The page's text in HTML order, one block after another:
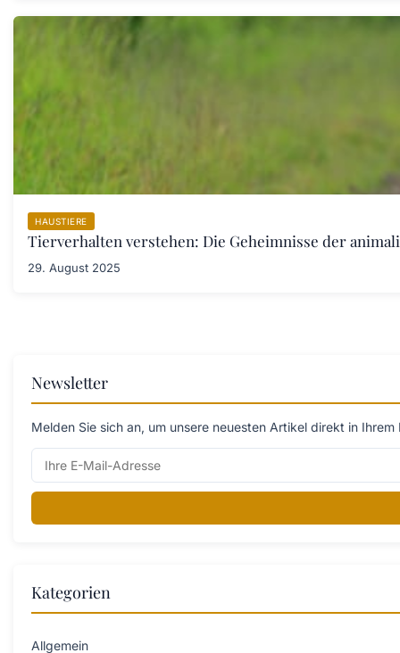
HAUSTIERE
Tierverhalten verstehen: Die Geheimnisse der
29. August 2025
Newsletter
Melden Sie sich an, um unsere neuesten Artikel direkt in
Kategorien
Allgemein